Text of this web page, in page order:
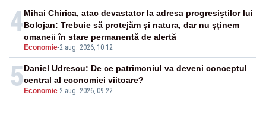
4
Economie-2 aug. 2026, 10:12
Mihai Chirica, atac devastator la adresa progresiștilor lui
Bolojan: Trebuie să protejăm și natura, dar nu șținem
omaneii în stare permanentă de alertă
5 Economie-2 aug. 2026, 09:22
Daniel Udrescu: De ce patrimoniul va deveni conceptul
central al economiei viitoare?